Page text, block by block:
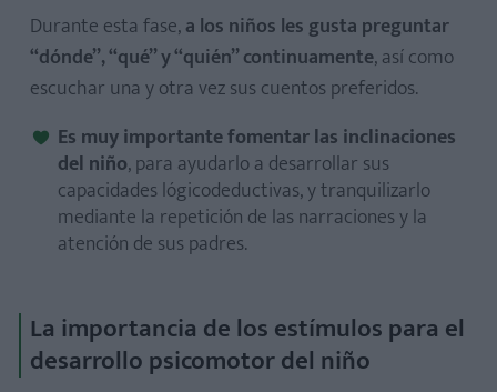
Durante esta fase,a los niños les gusta preguntar
“dónde”, “qué” y “quién” continuamente, así como
escuchar una y otra vez sus cuentos preferidos.
Es muy importante fomentar las inclinaciones
del niño, para ayudarlo a desarrollar sus
capacidades lógicodeductivas, y tranquilizarlo
mediante la repetición de las narraciones y la
atención de sus padres.
La importancia de los estímulos para el
desarrollo psicomotor del niño